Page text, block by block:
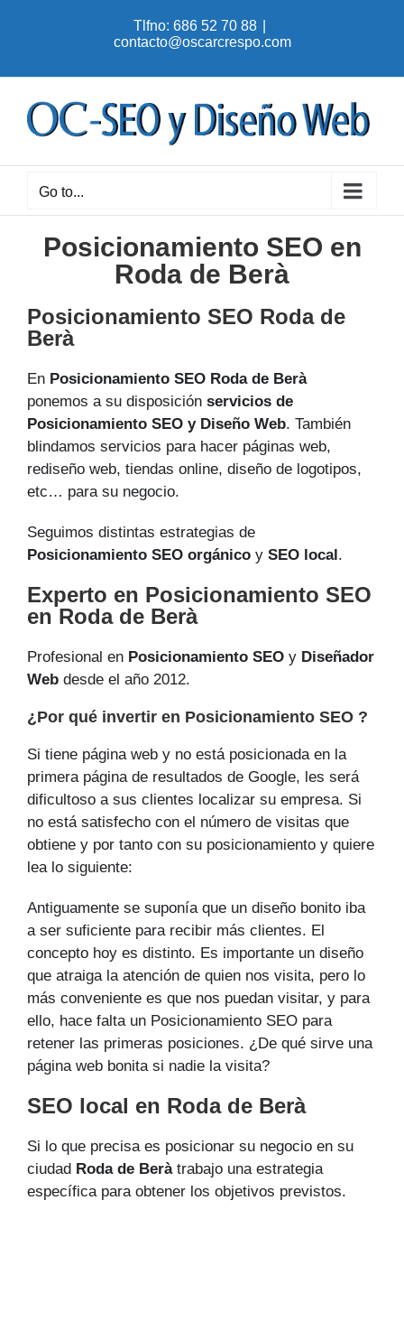
Tlfno: 686 52 70 88
contacto@oscarcrespo.com
Go to...
Posicionamiento SEO en
Roda de Berà
Posicionamiento SEO Roda de
Berà
En Posicionamiento SEO Roda de Berà
ponemos a su disposición servicios de
Posicionamiento SEO y Diseño Web. También
blindamos servicios para hacer páginas web,
rediseño web, tiendas online, diseño de logotipos,
etc… para su negocio.
Seguimos distintas estrategias de
Posicionamiento SEO orgánico y SEO local .
Experto en Posicionamiento SEO
en Roda de Berà
Profesional en Posicionamiento SEO y Diseñador
Web desde el año 2012.
¿Por qué invertir en Posicionamiento SEO ?
Si tiene página web y no está posicionada en la
primera página de resultados de Google, les será
dificultoso a sus clientes localizar su empresa. Si
no está satisfecho con el número de visitas que
obtiene y por tanto con su posicionamiento y quiere
lea lo siguiente:
Antiguamente se suponía que un diseño bonito iba
a ser suficiente para recibir más clientes. El
concepto hoy es distinto. Es importante un diseño
que atraiga la atención de quien nos visita, pero lo
más conveniente es que nos puedan visitar, y para
ello, hace falta un Posicionamiento SEO para
retener las primeras posiciones. ¿De qué sirve una
página web bonita si nadie la visita?
SEO local en Roda de Berà
Si lo que precisa es posicionar su negocio en su
ciudad Roda de Beràtrabajo una estrategia
específica para obtener los objetivos previstos.